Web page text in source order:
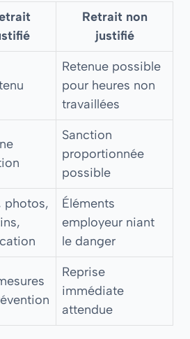
Retrait non
justifié
Retenue possible
pour heures non
travaillées
Sanction
proportionnée
possible
photos,
Éléments
employeur niant
le danger
Reprise
immédiate
attendue